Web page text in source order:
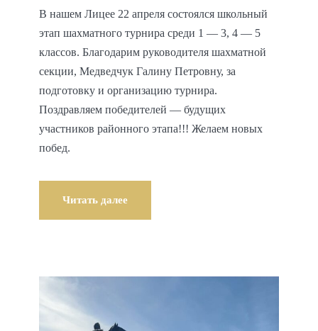
В нашем Лицее 22 апреля состоялся школьный
этап шахматного турнира среди 1 — 3, 4 — 5
классов. Благодарим руководителя шахматной
секции, Медведчук Галину Петровну, за
подготовку и организацию турнира.
Поздравляем победителей — будущих
участников районного этапа!!! Желаем новых
побед.
Читать далее